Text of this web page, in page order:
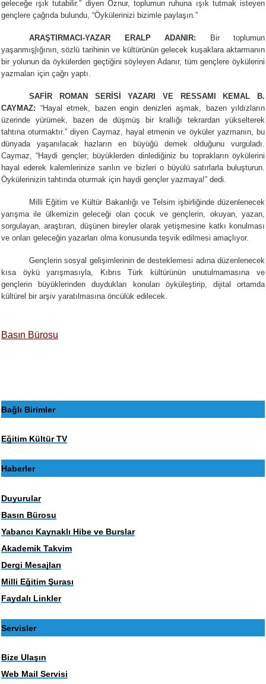
geleceğe ışık tutabilir.” diyen Öznur, toplumun ruhuna ışık tutmak isteyen
gençlere çağrıda bulundu, “Öykülerinizi bizimle paylaşın.”
ARAŞTIRMACI-YAZAR ERALP ADANIR: Bir toplumun
yaşanmış̧lığının, sözlü tarihinin ve kültürünün gelecek kuşaklara aktarmanın
bir yolunun da öykülerden geçtiğini söyleyen Adanır, tüm gençlere öykülerini
yazmaları için çağrı yaptı.
SAFİR ROMAN SERİSİ YAZARI VE RESSAMI KEMAL B.
CAYMAZ: “Hayal etmek, bazen engin denizleri aşmak, bazen yıldızların
üzerinde yürümek, bazen de düşmüş bir krallığı tekrardan yükselterek
tahtına oturmaktır.” diyen Caymaz, hayal etmenin ve öyküler yazmanın, bu
dünyada yaşanılacak hazların en büyüğü demek olduğunu vurguladı.
Caymaz, “Haydi gençler; büyüklerden dinlediğiniz bu toprakların öykülerini
hayal ederek kalemlerinize sarılın ve bizleri o büyülü satırlarla buluşturun.
Öykülerinizin tahtında oturmak için haydi gençler yazmaya!” dedi.
Milli Eğitim ve Kültür Bakanlığı ve Telsim işbirliğinde düzenlenecek
yarışma ile ülkemizin geleceği olan çocuk ve gençlerin, okuyan, yazan,
sorgulayan, araştıran, düşünen bireyler olarak yetişmesine katkı konulması
ve onları geleceğin yazarları olma konusunda teşvik edilmesi amaçlıyor.
Gençlerin sosyal gelişimlerinin de desteklemesi adına düzenlenecek
kısa öykü yarışmasıyla, Kıbrıs Türk kültürünün unutulmamasına ve
gençlerin büyüklerinden duydukları konuları öyküleştirip, dijital ortamda
kültürel bir arşiv yaratılmasına öncülük edilecek.
Basın Bürosu
Bağlı Birimler
Eğitim Kültür TV
Haberler
Duyurular
Basın Bürosu
Yabancı Kaynaklı Hibe ve Burslar
Akademik Takvim
Dergi Mesajları
Milli Eğitim Şurası
Faydalı Linkler
Servisler
Bize Ulaşın
Web Mail Servisi